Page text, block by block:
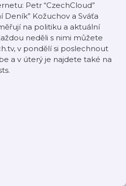
Petr “CzechCloud”
Deník” Kožuchov a Sváťa
na politiku a aktuální
neděli s nimi můžete
v pondělí si poslechnout
a v úterý je najdete také na